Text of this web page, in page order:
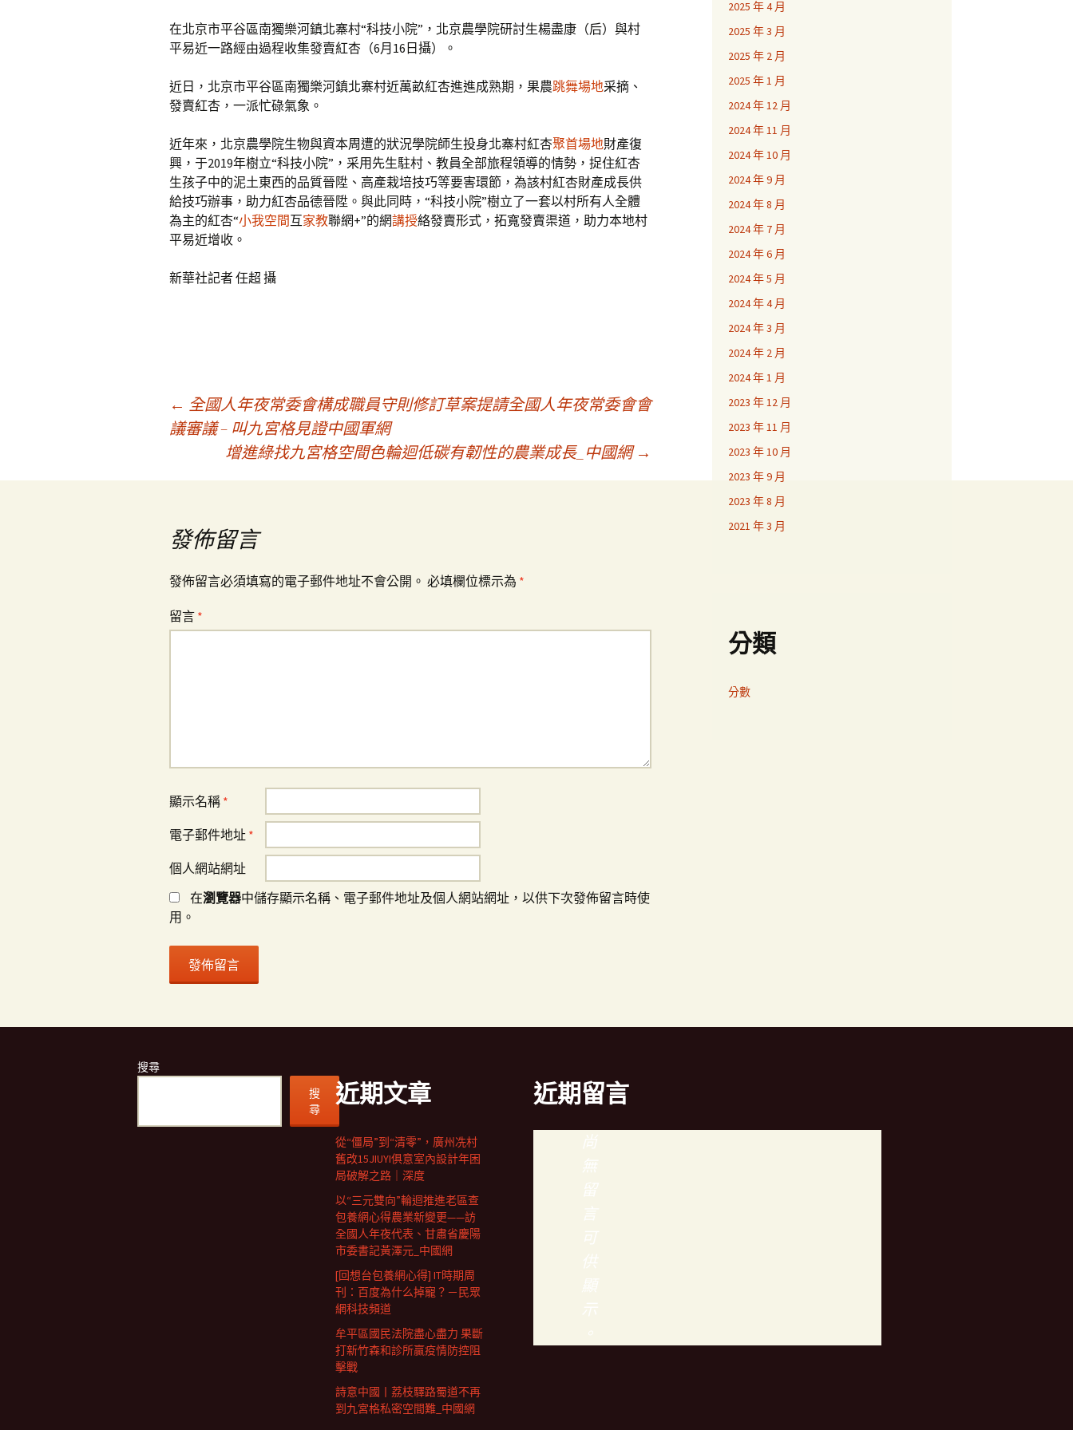
在北京市平谷區南獨樂河鎮北寨村“科技小院”，北京農學院研討生楊盡康（后）與村
平易近一路經由過程收集發賣紅杏（6月16日攝）。
近日，北京市平谷區南獨樂河鎮北寨村近萬畝紅杏進進成熟期，果農跳舞場地采摘、
發賣紅杏，一派忙碌氣象。
近年來，北京農學院生物與資本周遭的狀況學院師生投身北寨村紅杏聚首場地財產復
興，于2019年樹立“科技小院”，采用先生駐村、教員全部旅程領導的情勢，捉住紅杏
生孩子中的泥土東西的品質晉陞、高產栽培技巧等要害環節，為該村紅杏財產成長供
給技巧辦事，助力紅杏品德晉陞。與此同時，“科技小院”樹立了一套以村所有人全體
為主的紅杏“小我空間互家教聯網+”的網講授絡發賣形式，拓寬發賣渠道，助力本地村
平易近增收。
新華社記者 任超 攝
← 全國人年夜常委會構成職員守則修訂草案提請全國人年夜常委會會
議審議 – 叫九宮格見證中國軍網
增進綠找九宮格空間色輪迴低碳有韌性的農業成長_中國網 →
發佈留言
發佈留言必須填寫的電子郵件地址不會公開。 必填欄位標示為 *
留言 *
顯示名稱 *
電子郵件地址 *
個人網站網址
在瀏覽器中儲存顯示名稱、電子郵件地址及個人網站網址，以供下次發佈留言時使
用。
2025 年 4 月
2025 年 3 月
2025 年 2 月
2025 年 1 月
2024 年 12 月
2024 年 11 月
2024 年 10 月
2024 年 9 月
2024 年 8 月
2024 年 7 月
2024 年 6 月
2024 年 5 月
2024 年 4 月
2024 年 3 月
2024 年 2 月
2024 年 1 月
2023 年 12 月
2023 年 11 月
2023 年 10 月
2023 年 9 月
2023 年 8 月
2021 年 3 月
分類
分數
搜尋
搜
尋
近期文章
從“僵局”到“清零”，廣州冼村
舊改15JIUYI俱意室內設計年困
局破解之路｜深度
以“三元雙向”輪迴推進老區查
包養網心得農業新變更——訪
全國人年夜代表、甘肅省慶陽
市委書記黃澤元_中國網
[回想台包養網心得] IT時期周
刊：百度為什么掉寵？－民眾
網科技頻道
牟平區國民法院盡心盡力 果斷
打新竹森和診所贏疫情防控阻
擊戰
詩意中國丨荔枝驛路蜀道不再
到九宮格私密空間難_中國網
近期留言
尚
無
留
言
可
供
顯
示
。